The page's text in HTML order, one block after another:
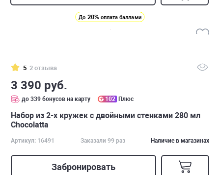
До 20% оплата баллами
5 2 отзыва
3 390 руб.
до 339 бонусов на карту 102 Плюс
Набор из 2-х кружек с двойными стенками 280 мл
Chocolatta
Артикул: 16491 Заказали 99 раз Наличие в магазинах
Забронировать